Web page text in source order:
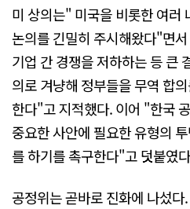
미 상의는" 미국을 비롯한 여러
논의를 긴밀히 주시해왔다"면
기업 간 경쟁을 저하하는 등 큰
의로 겨냥해 정부들을 무역 합
한다"고 지적했다. 이어 "한국
중요한 사안에 필요한 유형의
를 하기를 촉구한다"고 덧붙였
공정위는 곧바로 진화에 나섰